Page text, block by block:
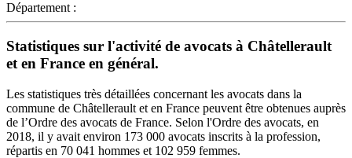
Département :
Statistiques sur l'activité de avocats à Châtellerault
et en France en général.
Les statistiques très détaillées concernant les avocats dans la
commune de Châtellerault et en France peuvent être obtenues auprès
de l’Ordre des avocats de France. Selon l'Ordre des avocats, en
2018, il y avait environ 173 000 avocats inscrits à la profession,
répartis en 70 041 hommes et 102 959 femmes.